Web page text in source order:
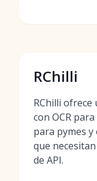
RChilli
RChilli ofrece
con OCR
para pymes
que
de API.